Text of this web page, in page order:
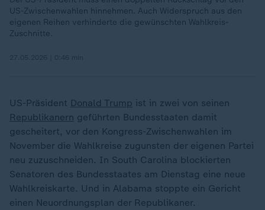
US-Zwischenwahlen hinnehmen. Auch Widerspruch aus den
eigenen Reihen verhinderte die gewünschten Wahlkreis-
Zuschnitte.
US-Präsident Donald Trump ist in zwei von seinen
Republikanern geführten Bundesstaaten damit
gescheitert, vor den Kongress-Zwischenwahlen im
November die Wahlkreise zugunsten der eigenen Partei
neu zuzuschneiden. In South Carolina blockierten
Senatoren des Bundesstaates am Dienstag eine neue
Wahlkreiskarte. Und in Alabama stoppte ein Gericht
einen Neuordnungsplan der Republikaner.